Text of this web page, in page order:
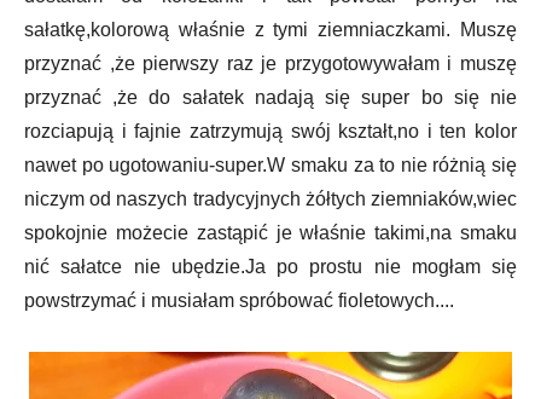
sałatkę,kolorową właśnie z tymi ziemniaczkami. Muszę
przyznać ,że pierwszy raz je przygotowywałam i muszę
przyznać ,że do sałatek nadają się super bo się nie
rozciapują i fajnie zatrzymują swój kształt,no i ten kolor
nawet po ugotowaniu-super.W smaku za to nie różnią się
niczym od naszych tradycyjnych żółtych ziemniaków,wiec
spokojnie możecie zastąpić je właśnie takimi,na smaku
nić sałatce nie ubędzie.Ja po prostu nie mogłam się
powstrzymać i musiałam spróbować fioletowych....